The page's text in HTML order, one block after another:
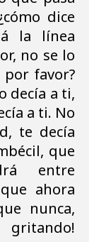
dice
la línea
no se lo
favor?
decía a ti,
a ti. No
te decía
que
entre
ahora
nunca,
gritando!